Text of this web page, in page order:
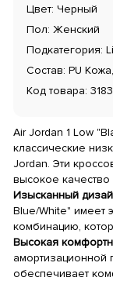
Цвет: Черный
Пол: Женский
Подкатегория:
Состав: PU
Код товара:
Air Jordan 1 Low
классические
Jordan. Эти
высокое
Изысканный
Blue/White" имеет
комбинацию,
Высокая
амортизационной
обеспечивает